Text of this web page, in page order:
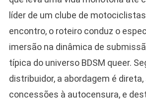
líder de um clube de
encontro, o roteiro conduz o
imersão na dinâmica de
típica do universo BDSM queer.
distribuidor, a abordagem é direta,
concessões à autocensura, e